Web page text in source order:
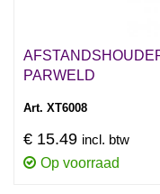
PARWELD
Art. XT6008
€ 15.49 incl. btw
Op voorraad